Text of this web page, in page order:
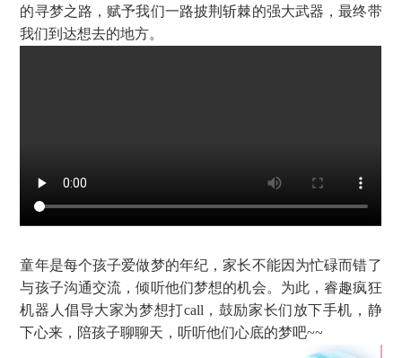
的寻梦之路，赋予我们一路披荆斩棘的强大武器，最终带
我们到达想去的地方。
童年是每个孩子爱做梦的年纪，家长不能因为忙碌而错了
与孩子沟通交流，倾听他们梦想的机会。为此，睿趣疯狂
机器人倡导大家为梦想打call，鼓励家长们放下手机，静
下心来，陪孩子聊聊天，听听他们心底的梦吧~~